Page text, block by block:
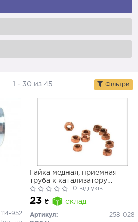
1 - 30 из 45 Фільтри
114-952
Гайка медная, приемная
труба к катализатору
M8x1.25(без фланця)
0 відгуків
23 ₴ склад
Артикул:
258-028